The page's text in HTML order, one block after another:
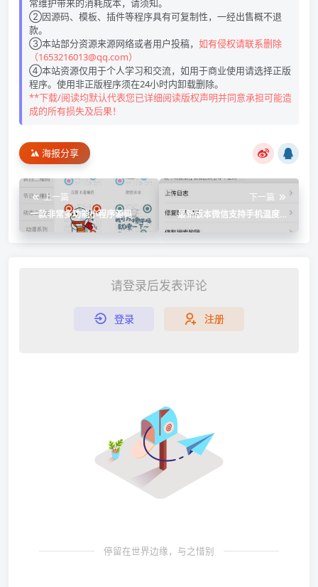
②因源码、模板、插件等程序具有可复制性，一经出售概不退
款。
③本站部分资源来源网络或者用户投稿， 如有侵权请联系删除
（1653216013@qq.com）
④本站资源仅用于个人学习和交流，如用于商业使用请选择正版
程序。使用非正版程序须在24小时内卸载删除。
**下载/阅读均默认代表您已详细阅读版权声明并同意承担可能造
成的所有损失及后果！
海报分享
上一篇
一款非常多功能小程序源码
下一篇
最新版本微信支持手机温度监
请登录后发表评论
登录 注册
停留在世界边缘，与之惜别